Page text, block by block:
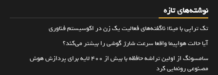
نوشته‌های تازه
تک تراپی با مینا؛ ناگفته‌های فعالیت یک زن در اکوسیستم فناوری
آیا حالت هواپیما واقعا سرعت شارژ گوشی را بیشتر می‌کند؟
سامسونگ از اولین تراشه حافظه با بیش از ۴۰۰ لایه برای پردازش هوش
مصنوعی رونمایی کرد